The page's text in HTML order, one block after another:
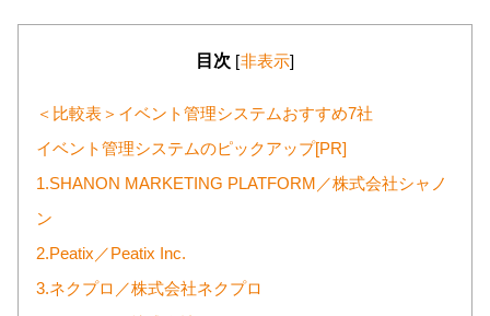
目次 [非表示]
＜比較表＞イベント管理システムおすすめ7社
イベント管理システムのピックアップ[PR]
1.SHANON MARKETING PLATFORM／株式会社シャノ
ン
2.Peatix／Peatix Inc.
3.ネクプロ／株式会社ネクプロ